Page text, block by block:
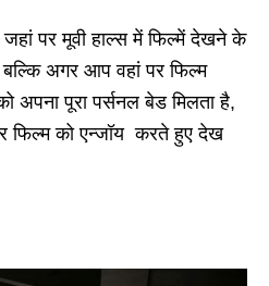
जहां पर मूवी हाल्स में फिल्में देखने के
बल्कि अगर आप वहां पर फिल्म
अपना पूरा पर्सनल बेड मिलता है,
को एन्जॉय करते हुए देख